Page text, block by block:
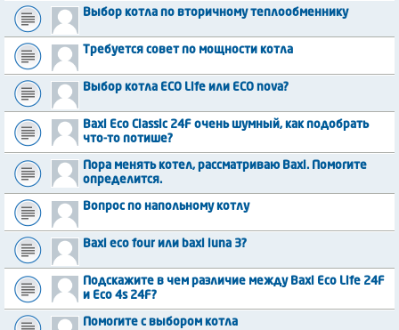
Выбор котла по вторичному теплообменнику
Требуется совет по мощности котла
Выбор котла ECO Life или ECO nova?
Baxi Eco Classic 24F очень шумный, как подобрать
что-то потише?
Пора менять котел, рассматриваю Baxi. Помогите
определится.
Вопрос по напольному котлу
Baxi eco four или baxi luna 3?
Подскажите в чем различие между Baxi Eco Life 24F
и Eco 4s 24F?
Помогите с выбором котла